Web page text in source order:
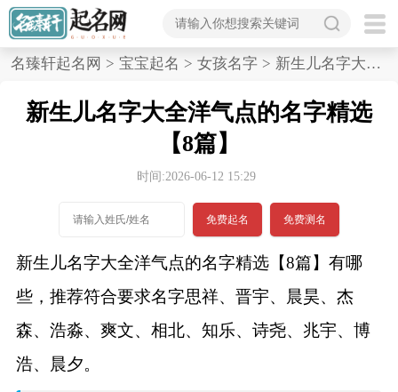
首
宝
名
女孩名字
名臻轩起名网 > 宝宝起名 > 女孩名字 > 新生儿名字大全洋气点的名字精选,8篇
新生儿名字大全洋气点的名字精选
【8篇】
时间:2026-06-12 15:29
免费起名 免费测名
新生儿名字大全洋气点的名字精选【8篇】有哪
些，推荐符合要求名字思祥、晋宇、晨昊、杰
森、浩淼、爽文、相北、知乐、诗尧、兆宇、博
浩、晨夕。